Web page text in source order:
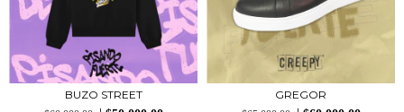
BUZO STREET GREGOR